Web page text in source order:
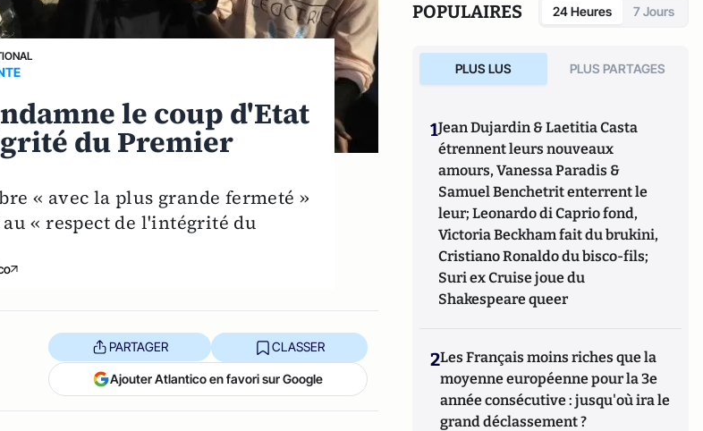
le coup d'Etat
du Premier
« avec la plus grande fermeté »
« respect de l'intégrité du
PARTAGER CLASSER
Ajouter Atlantico en favori sur Google
POPULAIRES 24 Heures 7 Jours
PLUS LUS PLUS PARTAGES
1Jean Dujardin & Laetitia Casta
étrennent leurs nouveaux
amours, Vanessa Paradis &
Samuel Benchetrit enterrent le
leur; Leonardo di Caprio fond,
Victoria Beckham fait du brukini,
Cristiano Ronaldo du bisco-fils;
Suri ex Cruise joue du
Shakespeare queer
2Les Français moins riches que la
moyenne européenne pour la 3e
année consécutive : jusqu'où ira le
grand déclassement ?